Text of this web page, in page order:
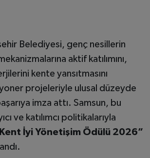
Belediyesi, genç nesillerin
aktif katılımını,
kente yansıtmasını
projeleriyle ulusal düzeyde
imza attı. Samsun, bu
ve katılımcı politikalarıyla
İyi Yönetişim Ödülü 2026”